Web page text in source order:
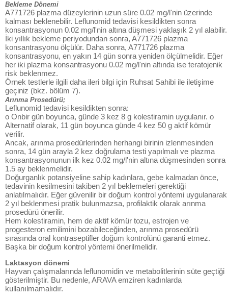
Bekleme Dönemi
A771726 plazma düzeylerinin uzun süre 0.02 mg/l'nin üzerinde
kalması beklenebilir. Leflunomid tedavisi kesildikten sonra
konsantrasyonun 0.02 mg/l'nin altına düşmesi yaklaşık 2 yıl alabilir.
İki yıllık bekleme periyodundan sonra, A771726 plazma
konsantrasyonu ölçülür. Daha sonra, A771726 plazma
konsantrasyonu, en yakın 14 gün sonra yeniden ölçülmelidir. Eğer
her iki plazma konsantrasyonu 0.02 mg/l'nin altında ise teratojenik
risk beklenmez.
Örnek testlerle ilgili daha ileri bilgi için Ruhsat Sahibi ile iletişime
geçiniz (bkz. bölüm 7).
Arınma Prosedürü;
Leflunomid tedavisi kesildikten sonra:
o Onbir gün boyunca, günde 3 kez 8 g kolestiramin uygulanır. o
Alternatif olarak, 11 gün boyunca günde 4 kez 50 g aktif kömür
verilir.
Ancak, arınma prosedürlerinden herhangi birinin izlenmesinden
sonra, 14 gün arayla 2 kez doğrulama testi yapılmalı ve plazma
konsantrasyonunun ilk kez 0.02 mg/l'nin altına düşmesinden sonra
1.5 ay beklenmelidir.
Doğurganlık potansiyeline sahip kadınlara, gebe kalmadan önce,
tedavinin kesilmesini takiben 2 yıl beklemeleri gerektiği
anlatılmalıdır. Eğer güvenilir bir doğum kontrol yöntemi uygulanarak
2 yıl beklenmesi pratik bulunmazsa, profilaktik olarak arınma
prosedürü önerilir.
Hem kolestiramin, hem de aktif kömür tozu, estrojen ve
progesteron emilimini bozabileceğinden, arınma prosedürü
sırasında oral kontraseptifler doğum kontrolünü garanti etmez.
Başka bir doğum kontrol yöntemi önerilmelidir.
Laktasyon dönemi
Hayvan çalışmalarında leflunomidin ve metabolitlerinin süte geçtiği
gösterilmiştir. Bu nedenle, ARAVA emziren kadınlarda
kullanılmamalıdır.